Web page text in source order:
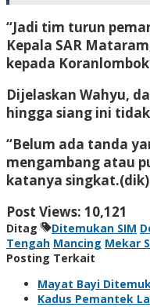
“Jadi tim turun
Kepala SAR
kepada
Dijelaskan Wahyu,
hingga siang ini
“Belum ada tanda
mengambang atau
katanya singkat.(dik)
Post Views: 10,121
Ditag Ditemukan SIM
Tengah Mancing Mekar
Posting Terkait
Mayat Bayi
Kadus Pemantek